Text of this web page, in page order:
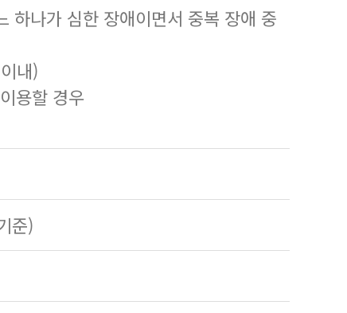
하나가 심한 장애이면서 중복 장애 중
내)
용할 경우
준)